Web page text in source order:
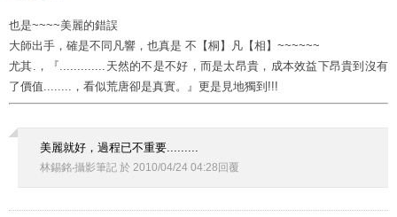
也是~~~~美麗的錯誤
大師出手，確是不同凡響，也真是 不【桐】凡【相】~~~~~~
尤其.，『.............天然的不是不好，而是太昂貴，成本效益下昂貴到沒有
了價值........，看似荒唐卻是真實。』更是見地獨到!!!
美麗就好，過程已不重要.........
林錫銘‧攝影筆記 於 2010/04/24 04:28 回覆